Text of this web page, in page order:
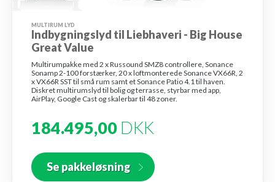
MULTIRUM LYD
Indbygningslyd til Liebhaveri - Big House
Great Value
Multirumpakke med 2 x Russound SMZ8 controllere, Sonance
Sonamp 2-100 forstærker, 20 x loftmonterede Sonance VX66R, 2
x VX66R SST til små rum samt et Sonance Patio 4.1 til haven.
Diskret multirumslyd til bolig og terrasse, styrbar med app,
AirPlay, Google Cast og skalerbar til 48 zoner.
184.495,00 DKK
Se pakkeløsning